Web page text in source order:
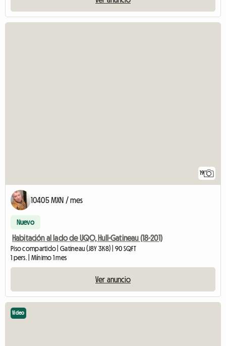
19
10405 MXN / mes
Nuevo
Habitación al lado de UQO, Hull-Gatineau (18-201)
Piso compartido | Gatineau (J8Y 3K8) | 90 SQFT
1 pers. | Mínimo 1 mes
Ver anuncio
Video